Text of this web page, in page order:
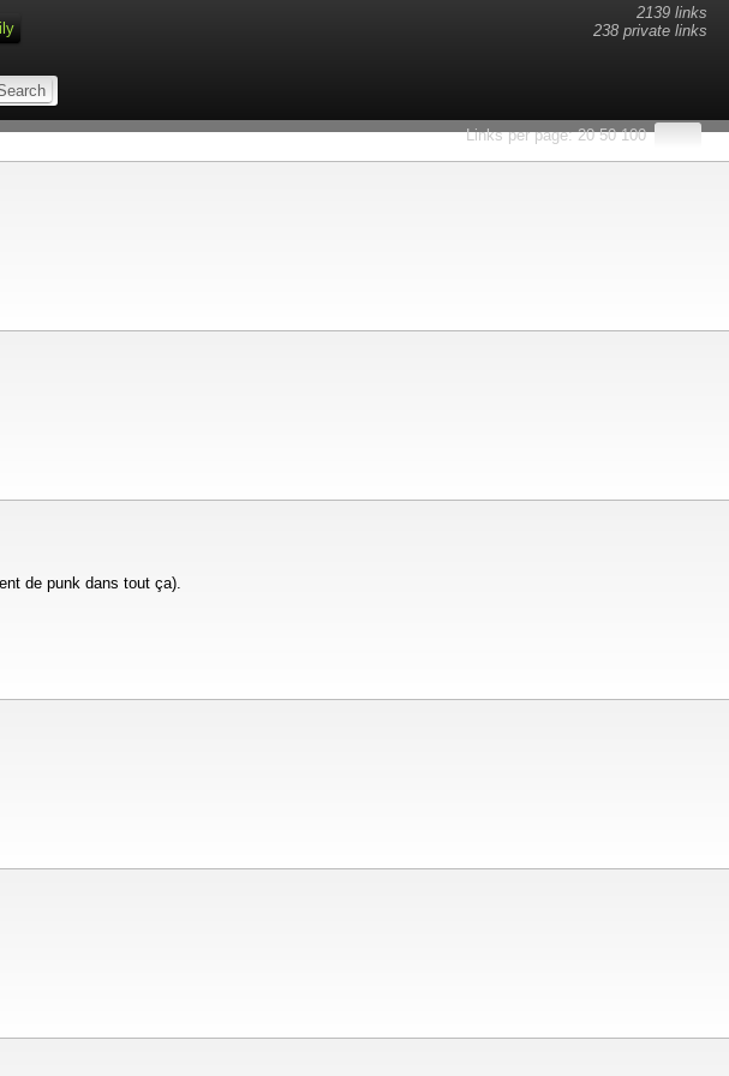
2139 links
238 private links
1 or more characters for results.
Links per page:20 50 100
de punk dans tout ça).